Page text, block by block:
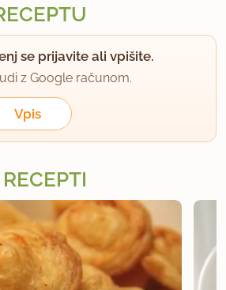
se prijavite ali vpišite.
z Google računom.
Vpis